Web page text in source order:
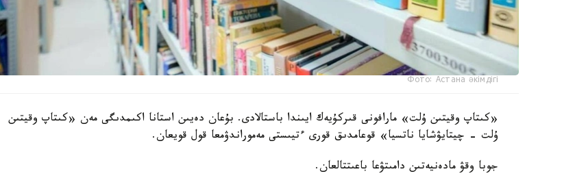
Фото: Астана әкімдігі
«كىتاپ وقيتىن ۇلت» مارافونى قىركۇيەك ايىندا باستالادى. بۇعان دەيىن استانا اكىمدىگى مەن «كىتاپ وقيتىن
ۇلت - چيتايۋشايا ناتسيا» قوعامدىق قورى ءتيىستى مەموراندۋمعا قول قويعان.
جوبا وقۋ مادەنيەتىن دامىتۋعا باعىتتالعان.